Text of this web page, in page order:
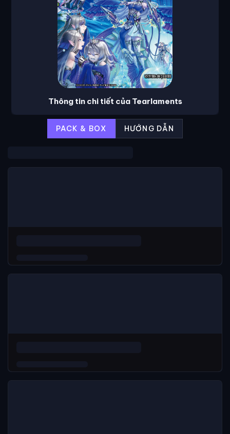
Thông tin chi tiết của Tearlaments
PACK & BOX HƯỚNG DẪN